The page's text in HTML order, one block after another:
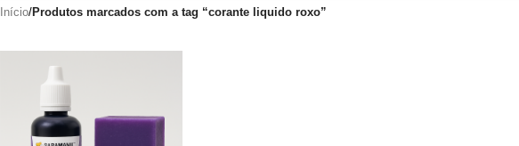
Início/Produtos marcados com a tag “corante liquido roxo”